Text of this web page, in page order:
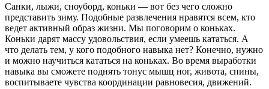
Санки, лыжи, сноуборд, коньки — вот без чего сложно
представить зиму. Подобные развлечения нравятся всем, кто
ведет активный образ жизни. Мы поговорим о коньках.
Коньки дарят массу удовольствия, если умеешь кататься. А
что делать тем, у кого подобного навыка нет? Конечно, нужно
и можно научиться кататься на коньках. Во время выработки
навыка вы сможете поднять тонус мышц ног, живота, спины,
воспитываете чувства координации равновесия, движений.